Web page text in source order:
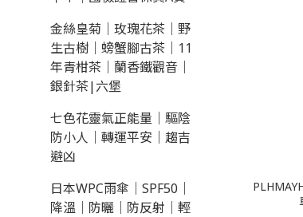
金絲皇菊｜玫瑰花茶｜野
生古樹｜螃蟹腳古茶｜11
年青柑茶｜蘭香鐵觀音｜
銀針茶|六堡
七色花靈氣正能量｜驅陰
防小人｜轉運平安｜趨吉
避凶
日本WPC雨傘｜SPF50｜
降溫｜防曬｜防反射｜輕